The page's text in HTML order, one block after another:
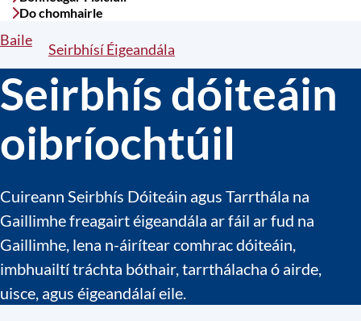
Do chomhairle
Breadcrumbs
Baile
Seirbhísí Éigeandála
Seirbhís dóiteáin
oibríochtúil
Cuireann Seirbhís Dóiteáin agus Tarrthála na
Gaillimhe freagairt éigeandála ar fáil ar fud na
Gaillimhe, lena n-áirítear comhrac dóiteáin,
imbhuailtí tráchta bóthair, tarrthálacha ó airde,
uisce, agus éigeandálaí eile.